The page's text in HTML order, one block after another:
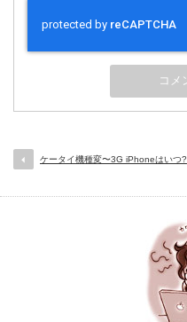
ケータイ機種変〜3G iPhoneはいつ?